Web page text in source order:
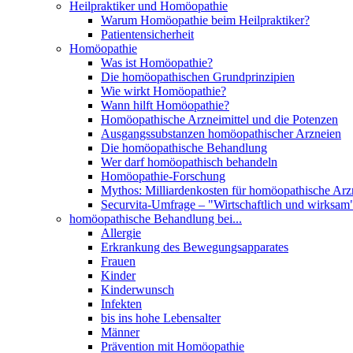
Heilpraktiker und Homöopathie
Warum Homöopathie beim Heilpraktiker?
Patientensicherheit
Homöopathie
Was ist Homöopathie?
Die homöopathischen Grundprinzipien
Wie wirkt Homöopathie?
Wann hilft Homöopathie?
Homöopathische Arzneimittel und die Potenzen
Ausgangssubstanzen homöopathischer Arzneien
Die homöopathische Behandlung
Wer darf homöopathisch behandeln
Homöopathie-Forschung
Mythos: Milliardenkosten für homöopathische
Securvita-Umfrage – "Wirtschaftlich und
homöopathische Behandlung bei...
Allergie
Erkrankung des Bewegungsapparates
Frauen
Kinder
Kinderwunsch
Infekten
bis ins hohe Lebensalter
Männer
Prävention mit Homöopathie